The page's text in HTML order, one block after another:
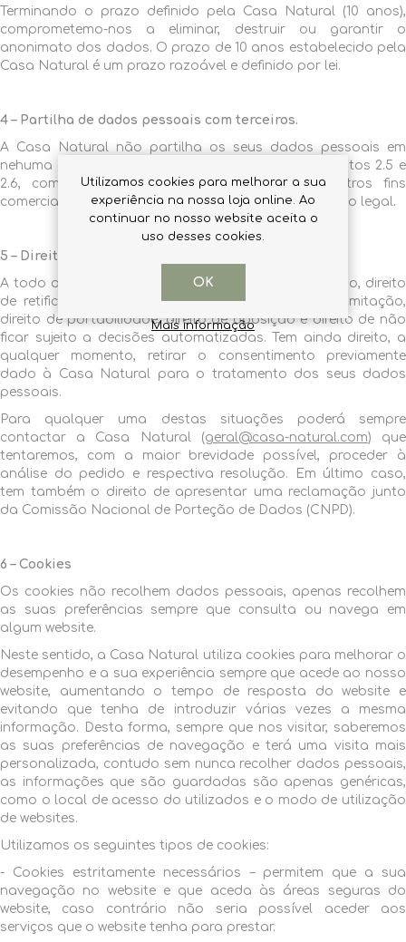
Terminando o prazo definido pela Casa Natural (10 anos),
comprometemo-nos a eliminar, destruir ou garantir o
anonimato dos dados. O prazo de 10 anos estabelecido pela
Casa Natural é um prazo razoável e definido por lei.
4 – Partilha de dados pessoais com terceiros.
A Casa Natural não partilha os seus dados pessoais em
nehuma situação, para além das previstas nos pontos 2.5 e
2.6, com outras empresas ou marcas para outros fins
comerciais ou qualquer outro fim, salvo por imposição legal.
5 – Direitos do utilizador
A todo o momento o utilizador tem: direito de acesso, direito
de retificação, direito de apagamento, direito de limitação,
direito de portabilidade, direito de oposição e direito de não
ficar sujeito a decisões automatizadas. Tem ainda direito, a
qualquer momento, retirar o consentimento previamente
dado à Casa Natural para o tratamento dos seus dados
pessoais.
Para qualquer uma destas situações poderá sempre
contactar a Casa Natural (geral@casa-natural.com) que
tentaremos, com a maior brevidade possível, proceder à
análise do pedido e respectiva resolução. Em último caso,
tem também o direito de apresentar uma reclamação junto
da Comissão Nacional de Porteção de Dados (CNPD).
6 – Cookies
Os cookies não recolhem dados pessoais, apenas recolhem
as suas preferências sempre que consulta ou navega em
algum website.
Neste sentido, a Casa Natural utiliza cookies para melhorar o
desempenho e a sua experiência sempre que acede ao nosso
website, aumentando o tempo de resposta do website e
evitando que tenha de introduzir várias vezes a mesma
informação. Desta forma, sempre que nos visitar, saberemos
as suas preferências de navegação e terá uma visita mais
personalizada, contudo sem nunca recolher dados pessoais,
as informações que são guardadas são apenas genéricas,
como o local de acesso do utilizados e o modo de utilização
de websites.
Utilizamos os seguintes tipos de cookies:
- Cookies estritamente necessários – permitem que a sua
navegação no website e que aceda às áreas seguras do
website, caso contrário não seria possível aceder aos
serviços que o website tenha para prestar.
Utilizamos cookies para melhorar a sua
experiência na nossa loja online. Ao
continuar no nosso website aceita o
uso desses cookies.
OK
Mais informação